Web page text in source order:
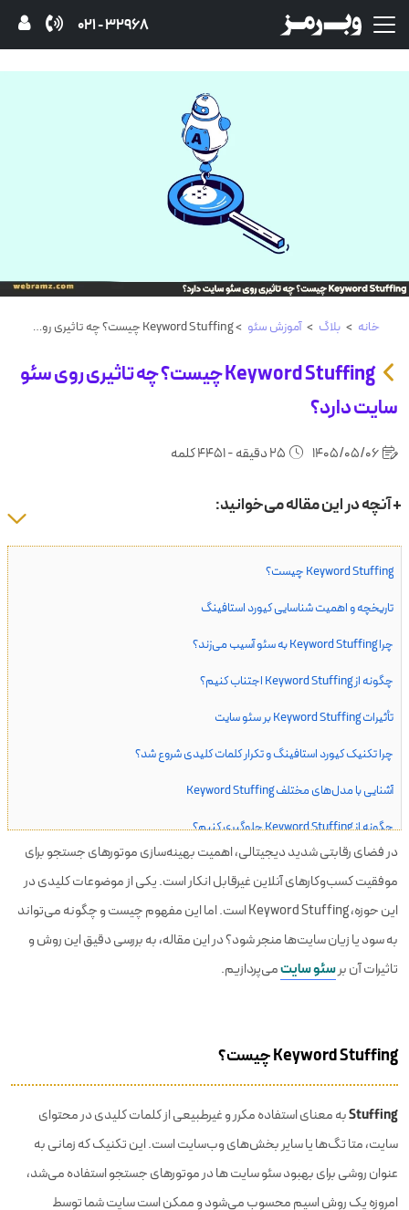
32968 - 021
خانه > بلاگ > آموزش‌ سئو > Keyword Stuffing چیست؟ چه تاثیری روی سئو سایت دارد؟
Keyword Stuffing چیست؟ چه تاثیری روی سئو
سایت دارد؟
+ آنچه در این مقاله می‌خوانید:
Keyword Stuffing چیست؟
تاریخچه و اهمیت شناسایی کیورد استافینگ
چرا Keyword Stuffing به سئو آسیب می‌زند؟
چگونه از Keyword Stuffing اجتناب کنیم؟
تأثیرات Keyword Stuffing بر سئو سایت
چرا تکنیک کیورد استافینگ و تکرار کلمات کلیدی شروع شد؟
آشنایی با مدل‌های مختلف Keyword Stuffing
چگونه از Keyword Stuffing جلوگیری کنیم؟
از کجا بفهیمم یک صفحه شامل جریمه کیورد استافینگ شد ؟
سوالات متداول
در فضای رقابتی شدید دیجیتالی، اهمیت بهینه‌سازی موتورهای جستجو برای
موفقیت کسب‌وکارهای آنلاین غیرقابل انکار است. یکی از موضوعات کلیدی در
این حوزه، Keyword Stuffing است. اما این مفهوم چیست و چگونه می‌تواند
به سود یا زیان سایت‌ها منجر شود؟ در این مقاله، به بررسی دقیق این روش و
تاثیرات آن برسئو سایتمی‌پردازیم.
Keyword Stuffing چیست؟
Stuffingبه معنای استفاده مکرر و غیرطبیعی از کلمات کلیدی در محتوای
سایت، متا تگ‌ها یا سایر بخش‌های وب‌سایت است. این تکنیک که زمانی به
عنوان روشی برای بهبود سئو سایت ها در موتورهای جستجو استفاده می‌شد،
امروزه یک روش اسپم محسوب می‌شود و ممکن است سایت شما توسط